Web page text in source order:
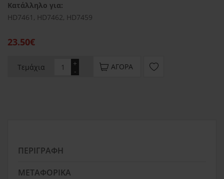
Κατάλληλο για:
HD7461, HD7462, HD7459
23.50€
Τεμάχια -
+ ΑΓΟΡΆ
ΠΕΡΙΓΡΑΦΉ
ΜΕΤΑΦΟΡΙΚΆ